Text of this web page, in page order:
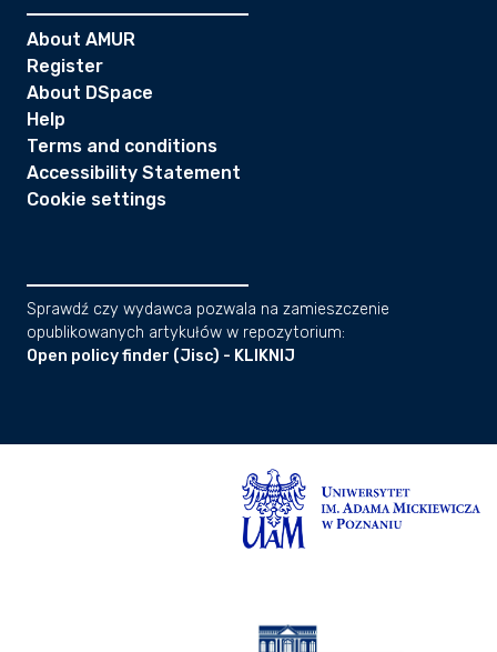
About AMUR
Register
About DSpace
Help
Terms and conditions
Accessibility Statement
Cookie settings
Sprawdź czy wydawca pozwala na zamieszczenie
opublikowanych artykułów w repozytorium:
Open policy finder (Jisc) - KLIKNIJ